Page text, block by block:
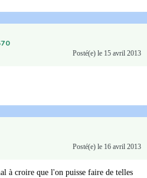
Posté(e) le 15 avril 2013
Posté(e) le 16 avril 2013
à croire que l'on puisse faire de telles